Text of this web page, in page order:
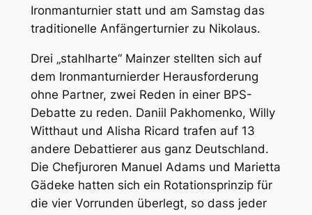
Ironmanturnier statt und am Samstag das
traditionelle Anfängerturnier zu Nikolaus.
Drei „stahlharte“ Mainzer stellten sich auf
dem Ironmanturnierder Herausforderung
ohne Partner, zwei Reden in einer BPS-
Debatte zu reden. Daniil Pakhomenko, Willy
Witthaut und Alisha Ricard trafen auf 13
andere Debattierer aus ganz Deutschland.
Die Chefjuroren Manuel Adams und Marietta
Gädeke hatten sich ein Rotationsprinzip für
die vier Vorrunden überlegt, so dass jeder